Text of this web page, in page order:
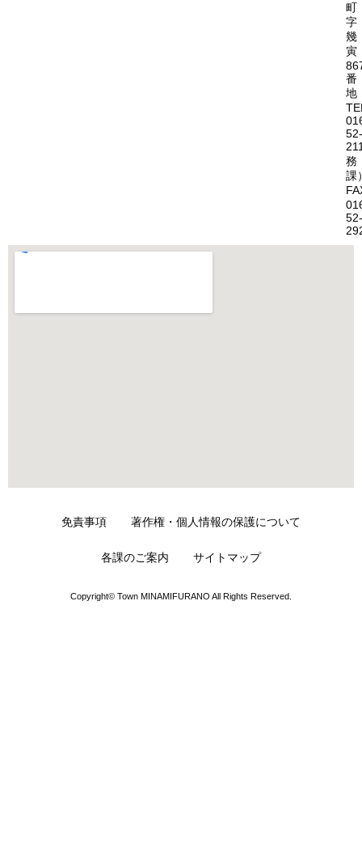
町
字
幾
寅
番
地
52-
務
課
52-
免責事項 著作権・個人情報の保護について
各課のご案内 サイトマップ
Copyright© Town MINAMIFURANO All Rights Reserved.